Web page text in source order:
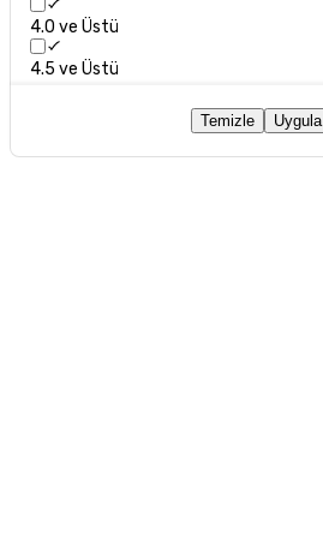
4.0 ve Üstü
4.5 ve Üstü
Temizle Uygula